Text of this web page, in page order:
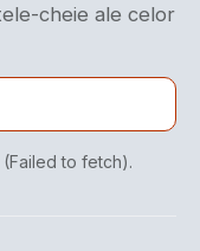
cheie ale celor
to fetch).